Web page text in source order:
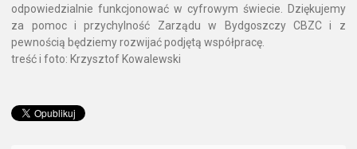
odpowiedzialnie funkcjonować w cyfrowym świecie. Dziękujemy
za pomoc i przychylność Zarządu w Bydgoszczy CBZC i z
pewnością będziemy rozwijać podjętą współpracę.
treść i foto: Krzysztof Kowalewski